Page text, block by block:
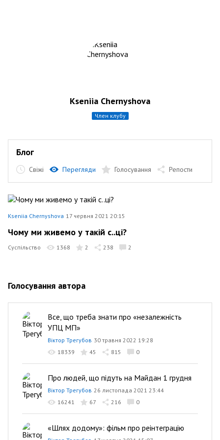
Kseniia Chernyshova
член клубу
Блог
Свіжі Перегляди Голосування Репости
Kseniia Chernyshova 17 червня 2021 20:15
Чому ми живемо у такій с..ці?
Суспільство 1368 2 238 2
Голосування автора
Все, що треба знати про «незалежність
УПЦ МП»
Віктор Трегубов 30 травня 2022 19:28
18339
45 815 0
Про людей, що підуть на Майдан 1 грудня
Віктор Трегубов 26 листопада 2021 23:44
16241
67 216 0
«Шлях додому»: фільм про реінтеграцію